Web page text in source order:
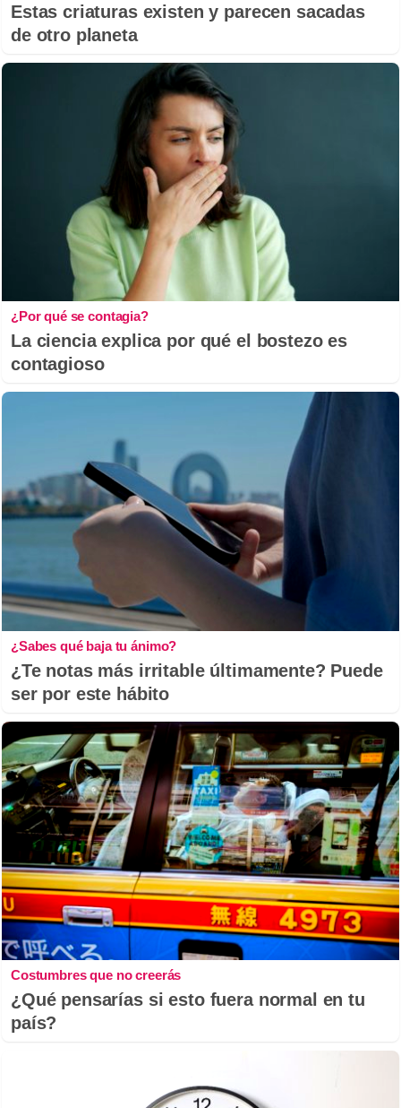
Estas criaturas existen y parecen sacadas
de otro planeta
¿Por qué se contagia?
La ciencia explica por qué el bostezo es
contagioso
¿Sabes qué baja tu ánimo?
¿Te notas más irritable últimamente? Puede
ser por este hábito
Costumbres que no creerás
¿Qué pensarías si esto fuera normal en tu
país?